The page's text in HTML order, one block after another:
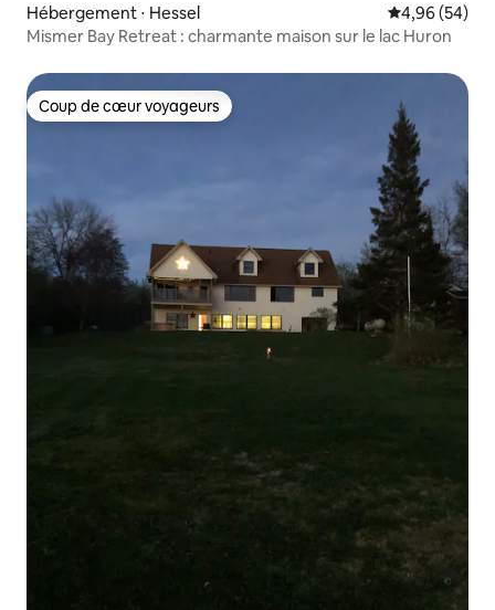
Hébergement ⋅ Hessel Évaluation
4,96 (54)
Mismer Bay Retreat : charmante maison sur le lac Huron
Coup de cœur voyageurs
Coup de cœur voyageurs